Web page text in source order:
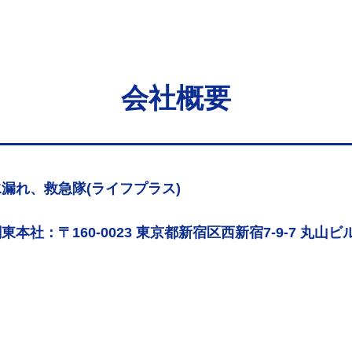
会社概要
れ、救急隊(ライフプラス)
本社：〒160-0023 東京都新宿区西新宿7-9-7 丸山ビ